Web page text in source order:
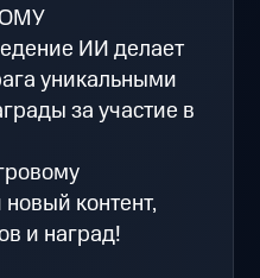
ИИ делает
уникальными
за участие в
контент,
и наград!